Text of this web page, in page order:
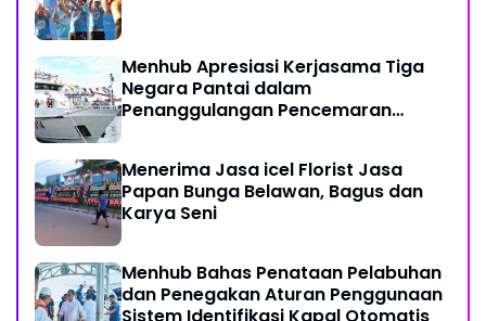
Menhub Apresiasi Kerjasama Tiga
Negara Pantai dalam
Penanggulangan Pencemaran
Menerima Jasa icel Florist Jasa
Papan Bunga Belawan, Bagus dan
Karya Seni
Menhub Bahas Penataan Pelabuhan
dan Penegakan Aturan Penggunaan